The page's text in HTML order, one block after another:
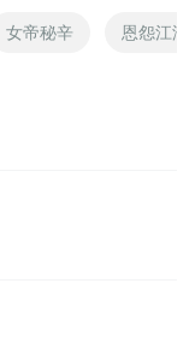
女帝秘辛 恩怨江湖